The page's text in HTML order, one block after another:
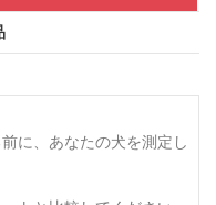
に、あなたの犬を測定し